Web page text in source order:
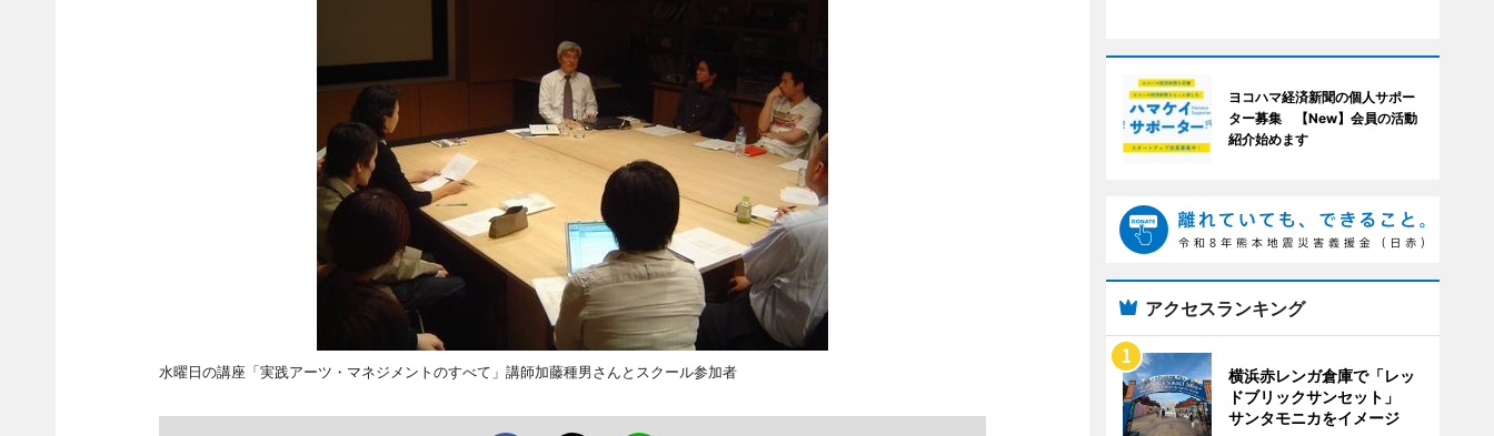
水曜日の講座「実践アーツ・マネジメントのすべて」講師加藤種男さんとスクール参加者
ヨコハマ経済新聞の個人サポー
ター募集 【New】会員の活動
紹介始めます
アクセスランキング
横浜赤レンガ倉庫で「レッ
ドブリックサンセット」
サンタモニカをイメージ